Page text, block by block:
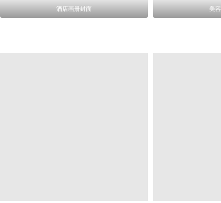
酒店画册封面 美